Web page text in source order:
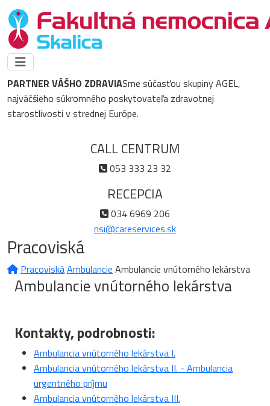
PARTNER VÁŠHO ZDRAVIASme súčasťou skupiny AGEL,
najväčšieho súkromného poskytovateľa zdravotnej
starostlivosti v strednej Európe.
CALL CENTRUM
053 333 23 32
RECEPCIA
034 6969 206
nsi@careservices.sk
Pracoviská
PracoviskáAmbulancie Ambulancie vnútorného lekárstva
Ambulancie vnútorného lekárstva
Kontakty, podrobnosti:
Ambulancia vnútorného lekárstva I.
Ambulancia vnútorného lekárstva II. - Ambulancia
urgentného príjmu
Ambulancia vnútorného lekárstva III.